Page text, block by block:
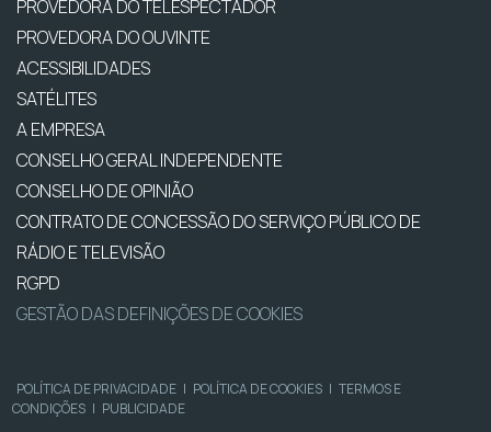
PROVEDORA DO TELESPECTADOR
PROVEDORA DO OUVINTE
ACESSIBILIDADES
SATÉLITES
A EMPRESA
CONSELHO GERAL INDEPENDENTE
CONSELHO DE OPINIÃO
CONTRATO DE CONCESSÃO DO SERVIÇO PÚBLICO DE
RÁDIO E TELEVISÃO
RGPD
GESTÃO DAS DEFINIÇÕES DE COOKIES
POLÍTICA DE PRIVACIDADE | POLÍTICA DE COOKIES | TERMOS E
CONDIÇÕES | PUBLICIDADE